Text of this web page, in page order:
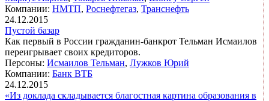
Компании: НМТП, Роснефтегаз, Транснефть
24.12.2015
Пустой базар
Как первый в России гражданин-банкрот Тельман Исмаилов
переигрывает своих кредиторов.
Персоны: Исмаилов Тельман, Лужков Юрий
Компании: Банк ВТБ
24.12.2015
«Из доклада складывается благостная картина образования в